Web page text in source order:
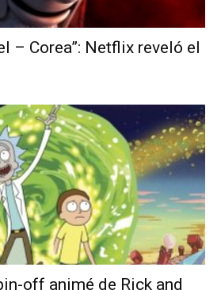
– Corea”: Netflix reveló el
off animé de Rick and